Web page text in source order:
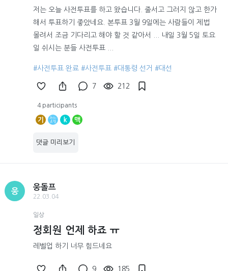
저는 오늘 사전투표를 하고 왔습니다. 줄서고 그러지 않고 한가
해서 투표하기 좋았네요. 본투표 3월 9일에는 사람들이 제법
몰려서 조금 기다리고 해야 할 것 같아서 ... 내일 3월 5일 토요
일 쉬시는 분들 사전투표 ...
#사전투표 완료 #사전투표 #대통령 선거 #대선
7 212
4 participants
기 k 맥
댓글 미리보기
웅
웅돌프
22.03.04
일상
정회원 언제 하죠 ㅠ
레벨업 하기 너무 힘드네요
9 185